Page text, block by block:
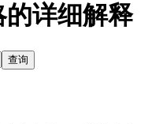
详细解释